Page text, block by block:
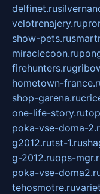
delfinet.ru
velotrenajery.ru
show-pets.ru
miraclecoon.ru
firehunters.ru
hometown-
shop-garena.ru
one-life-story.ru
poka-vse-doma-
g2012.rutst-1.ru
g-2012.ruops-
poka-vse-
tehosmotre.ru